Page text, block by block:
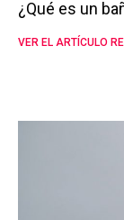
¿Qué es un
VER EL ARTÍCULO